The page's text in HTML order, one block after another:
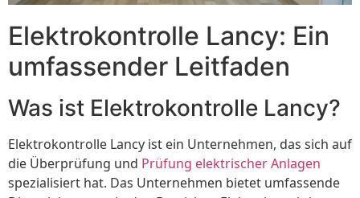
Elektrokontrolle Lancy: Ein
umfassender Leitfaden
Was ist Elektrokontrolle Lancy?
Elektrokontrolle Lancy ist ein Unternehmen, das sich auf
die Überprüfung und Prüfung elektrischer Anlagen
spezialisiert hat. Das Unternehmen bietet umfassende